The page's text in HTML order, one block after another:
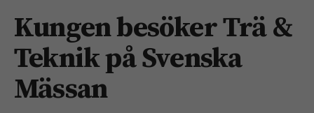
Kungen besöker Trä &
Teknik på Svenska
Mässan